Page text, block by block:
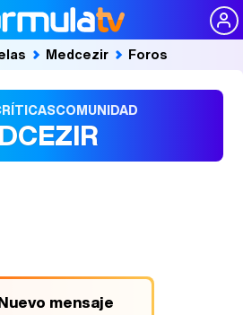
Medcezir Foros
COMUNIDAD
mensaje